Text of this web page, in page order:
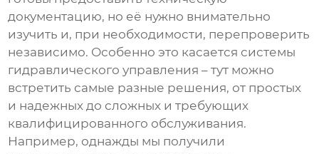
документацию, но её нужно внимательно
изучить и, при необходимости, перепроверить
независимо. Особенно это касается системы
гидравлического управления – тут можно
встретить самые разные решения, от простых
и надежных до сложных и требующих
квалифицированного обслуживания.
Например, однажды мы получили